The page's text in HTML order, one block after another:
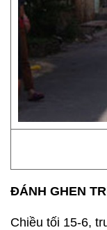
ĐÁNH GHEN
Chiều tối 15-6,